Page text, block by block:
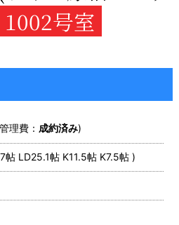
1002号室
理費： 成約済み)
帖 LD25.1帖 K11.5帖 K7.5帖 )